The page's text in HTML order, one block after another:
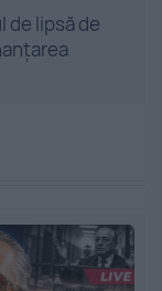
de lipsă de